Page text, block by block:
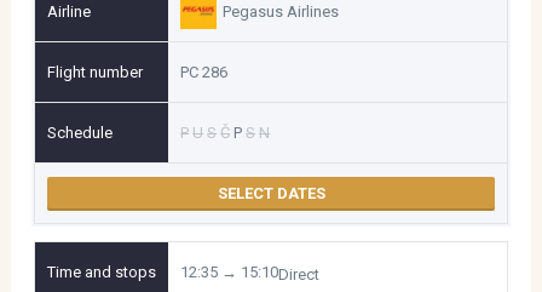
Pegasus Airlines
PC 286
P U S Č P S N
SELECT DATES
12:35 → 15:10Direct